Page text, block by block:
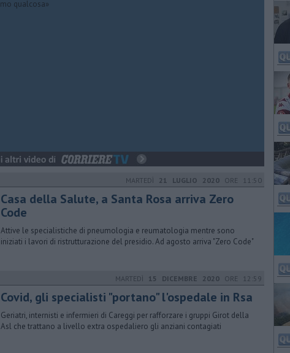
MARTEDÌ 21 LUGLIO 2020 ORE 11:50
Casa della Salute, a Santa Rosa arriva Zero
Code
Attive le specialistiche di pneumologia e reumatologia mentre sono
iniziati i lavori di ristrutturazione del presidio. Ad agosto arriva "Zero Code"
MARTEDÌ 15 DICEMBRE 2020 ORE 12:59
Covid, gli specialisti "portano" l'ospedale in Rsa
Geriatri, internisti e infermieri di Careggi per rafforzare i gruppi Girot della
Asl che trattano a livello extra ospedaliero gli anziani contagiati